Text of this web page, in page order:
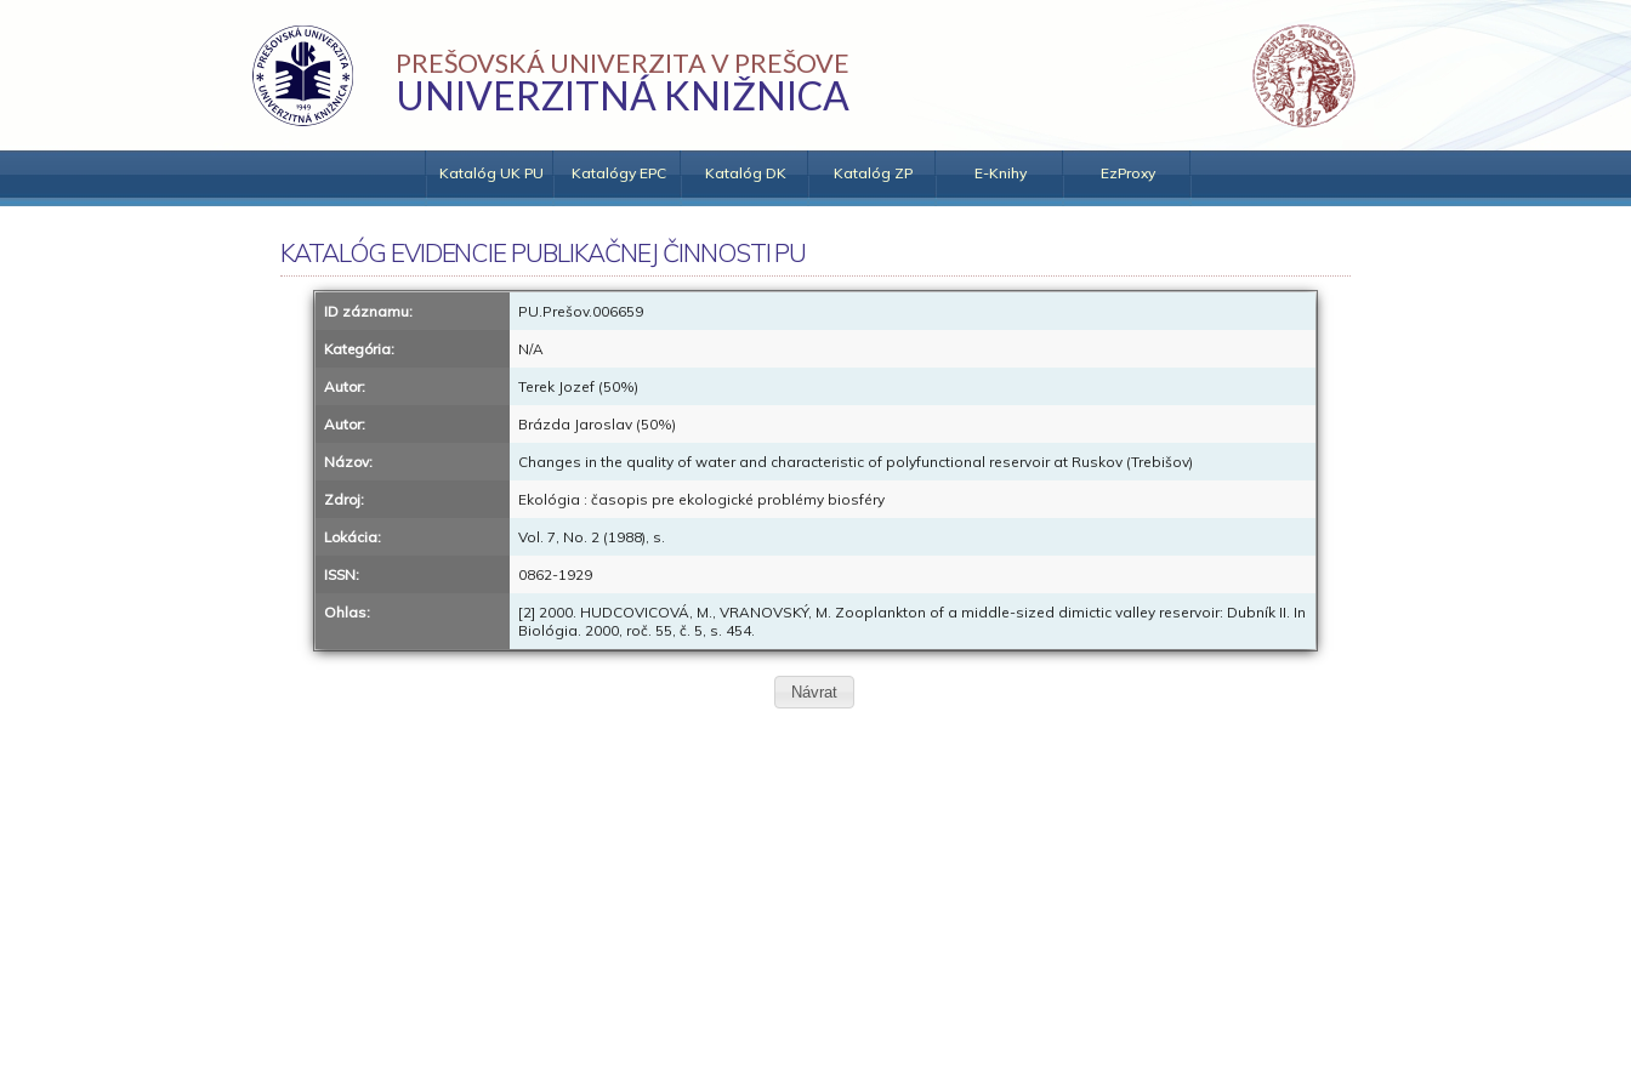
PREŠOVSKÁ UNIVERZITA V PREŠOVE
UNIVERZITNÁ KNIŽNICA
Katalóg UK PU Katalógy EPC Katalóg DK Katalóg ZP E-Knihy EzProxy
KATALÓG EVIDENCIE PUBLIKAČNEJ ČINNOSTI PU
ID záznamu: PU.Prešov.006659
Kategória: N/A
Autor: Terek Jozef (50%)
Autor: Brázda Jaroslav (50%)
Názov: Changes in the quality of water and characteristic of polyfunctional reservoir at Ruskov (Trebišov)
Zdroj: Ekológia : časopis pre ekologické problémy biosféry
Lokácia: Vol. 7, No. 2 (1988), s.
ISSN: 0862-1929
Ohlas:
[2] 2000. HUDCOVICOVÁ, M., VRANOVSKÝ, M. Zooplankton of a middle-sized dimictic valley reservoir: Dubník II. In
Biológia. 2000, roč. 55, č. 5, s. 454.